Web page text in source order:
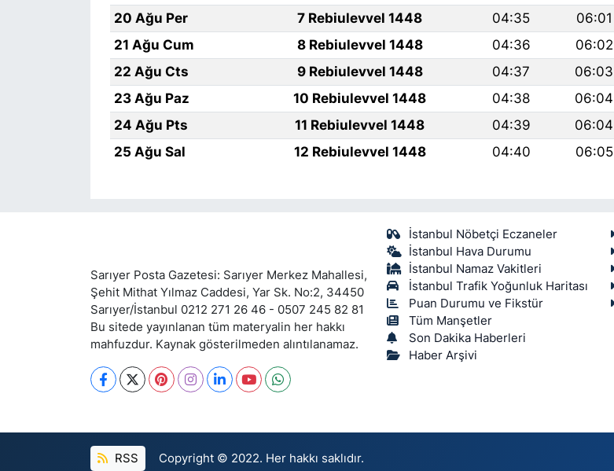
20 Ağu Per
7 Rebiulevvel 1448 04:35 06:01
21 Ağu Cum
8 Rebiulevvel 1448 04:36 06:02
22 Ağu Cts
9 Rebiulevvel 1448 04:37 06:03
23 Ağu Paz
10 Rebiulevvel 1448 04:38 06:04
24 Ağu Pts
11 Rebiulevvel 1448 04:39 06:04
25 Ağu Sal
12 Rebiulevvel 1448 04:40 06:05
Sarıyer Posta Gazetesi: Sarıyer Merkez Mahallesi,
Şehit Mithat Yılmaz Caddesi, Yar Sk. No:2, 34450
Sarıyer/İstanbul 0212 271 26 46 - 0507 245 82 81
Bu sitede yayınlanan tüm materyalin her hakkı
mahfuzdur. Kaynak gösterilmeden alıntılanamaz.
İstanbul Nöbetçi Eczaneler
İstanbul Hava Durumu
İstanbul Namaz Vakitleri
İstanbul Trafik Yoğunluk Haritası
Puan Durumu ve Fikstür
Tüm Manşetler
Son Dakika Haberleri
Haber Arşivi
RSS Copyright © 2022. Her hakkı saklıdır.